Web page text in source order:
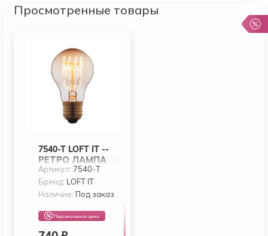
Просмотренные товары
7540-T LOFT IT --
РЕТРО ЛАМПА
ЭДИСОНА -- E27
40W 220V 7540-T
Артикул:7540-T
Бренд: LOFT IT
Наличие: Под заказ
Персональная цена